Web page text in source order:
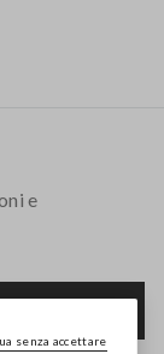
e
senza accettare